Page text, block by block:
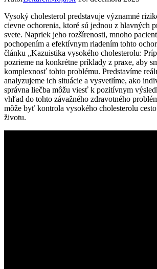
Vysoký cholesterol predstavuje významné
cievne ochorenia, ktoré sú jednou z hlavných
svete. Napriek jeho rozšírenosti, mnoho
pochopením a efektívnym riadením tohto
článku „Kazuistika vysokého cholesterolu:
pozrieme na konkrétne príklady z praxe, aby
komplexnosť tohto problému. Predstavíme
analyzujeme ich situácie a vysvetlíme, ako
správna liečba môžu viesť k pozitívnym
vhľad do tohto závažného zdravotného
môže byť kontrola vysokého cholesterolu
životu.